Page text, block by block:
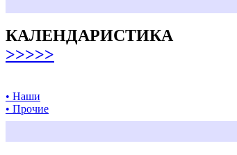
КАЛЕНДАРИСТИКА
>>>>>
• Наши
• Прочие